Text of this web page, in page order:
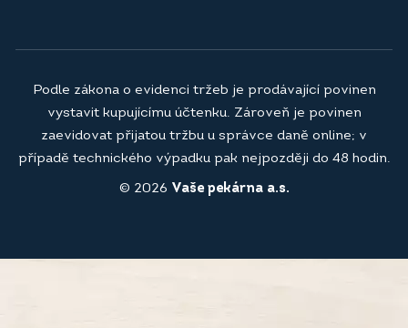
© 2026 Vaše pekárna a.s.
Podle zákona o evidenci tržeb je prodávající povinen
vystavit kupujícímu účtenku. Zároveň je povinen
zaevidovat přijatou tržbu u správce daně online; v
případě technického výpadku pak nejpozději do 48 hodin.